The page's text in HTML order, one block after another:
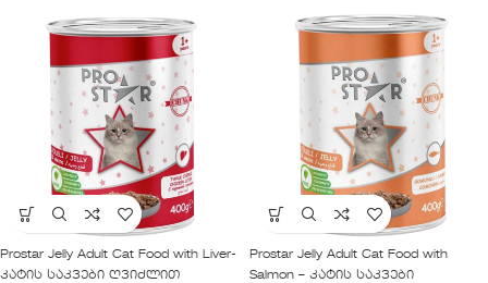
Prostar Jelly Adult Cat Food with Liver-
კატის საკვები ღვიძლით
Prostar Jelly Adult Cat Food with
Salmon – კატის საკვები